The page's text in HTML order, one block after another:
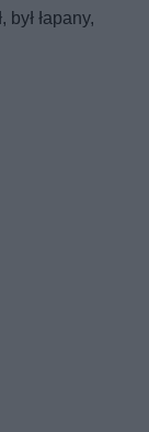
łapany,